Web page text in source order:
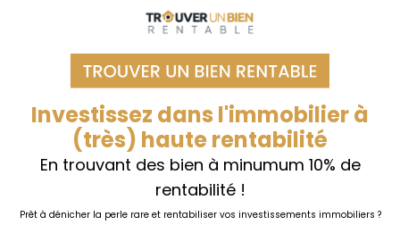
Investissez dans l'immobilier à
(très) haute rentabilité
En trouvant des bien à minumum 10% de
rentabilité !
Prêt à dénicher la perle rare et rentabiliser vos investissements immobiliers ?